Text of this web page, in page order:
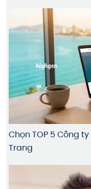
Chọn TOP 5 Công
Trang